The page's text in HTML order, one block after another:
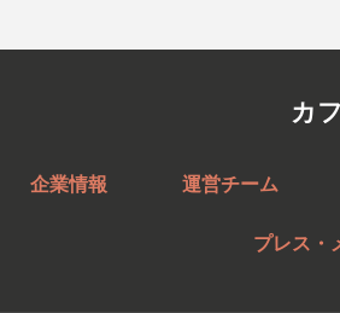
カ
企業情報 運営チーム
プレス・